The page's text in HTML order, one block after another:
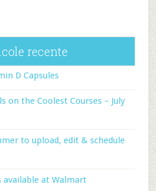
recente
D Capsules
on the Coolest Courses – July
to upload, edit & schedule
available at Walmart